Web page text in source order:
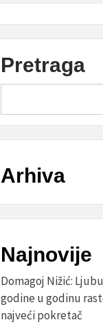
Pretraga
Arhiva
Najnovije
Domagoj Nižić:
godine u godinu
najveći pokretač